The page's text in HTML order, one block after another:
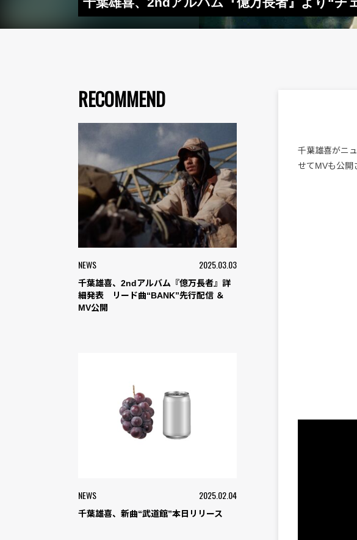
RECOMMEND
NEWS 2025.03.03
千葉雄喜、2ndアルバム『億万⻑者』詳
細発表 リード曲“BANK”先行配信 ＆
MV公開
NEWS 2025.02.04
千葉雄喜、新曲“武道館”本日リリース
千葉雄喜がニ
せてMVも公開